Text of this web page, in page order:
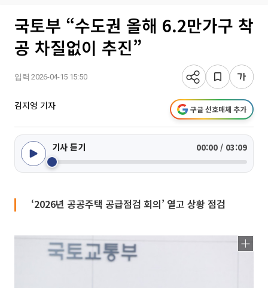
국토부 “수도권 올해 6.2만가구 착
공 차질없이 추진”
입력 2026-04-15 15:50
김지영 기자 구글 선호매체 추가
기사 듣기 00:00 / 03:09
‘2026년 공공주택 공급점검 회의’ 열고 상황 점검